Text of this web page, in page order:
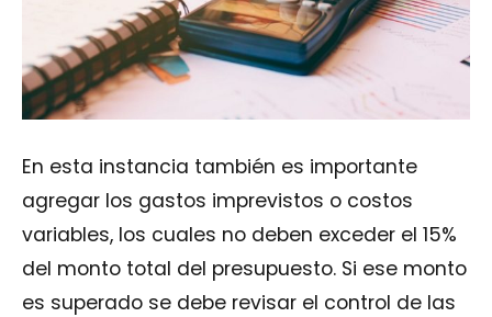
En esta instancia también es importante
agregar los gastos imprevistos o costos
variables, los cuales no deben exceder el 15%
del monto total del presupuesto. Si ese monto
es superado se debe revisar el control de las